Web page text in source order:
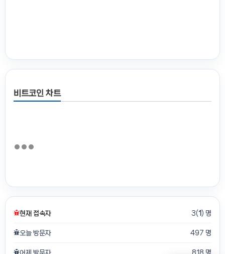
비트코인 차트
현재 접속자 3(1 ) 명
오늘 방문자 497 명
어제 방문자 818 명